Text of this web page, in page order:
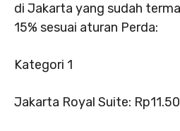
di Jakarta yang sudah
15% sesuai aturan Perda:
Kategori 1
Jakarta Royal Suite: